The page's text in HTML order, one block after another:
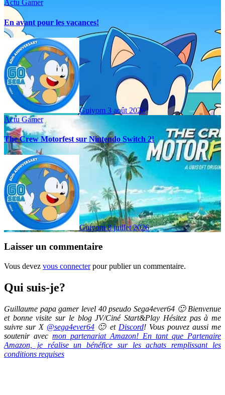
Actu Gamer
En avant pour les vacances!
Guiyom 3 août 2026
Actu Gamer
The Crew Motorfest sur Nintendo Switch 2!
Guiyom8 juillet 2026
Laisser un commentaire
Vous devez vous connecterpour publier un commentaire.
Qui suis-je?
Guillaume papa gamer level 40 pseudo Sega4ever64 🙂 Bienvenue
et bonne visite sur le blog JV/Ciné Start&Play Hésitez pas à me
suivre sur X @sega4ever64 🙂 et Discord! Vous pouvez aussi me
soutenir avec mon partenariat Amazon! En tant que Partenaire
Amazon, je réalise un bénéfice sur les achats remplissant les
conditions requises